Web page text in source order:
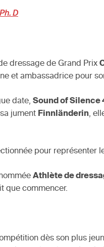
D
dressage de Grand Prix
et ambassadrice pour
date, Sound of Silence
jument Finnländerin,
pour représenter
Athlète de
que commencer.
dès son plus